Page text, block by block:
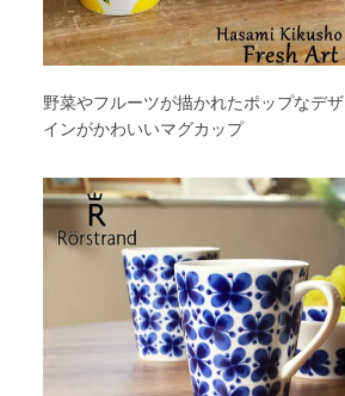
野菜やフルーツが描かれたポップなデザ
インがかわいいマグカップ